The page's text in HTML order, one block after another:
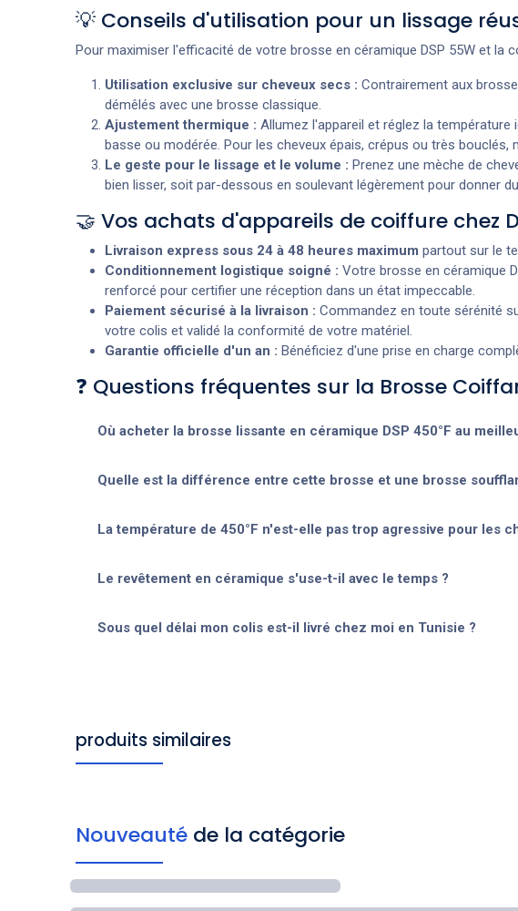
💡 Conseils d'utilisation pour un lissage
Pour maximiser l'efficacité de votre brosse en céramique DSP 55W et la
Utilisation exclusive sur cheveux secs : Contrairement aux
démêlés avec une brosse classique.
Ajustement thermique : Allumez l'appareil et réglez la
basse ou modérée. Pour les cheveux épais, crépus ou très
Le geste pour le lissage et le volume : Prenez une mèche de
bien lisser, soit par-dessous en soulevant légèrement pour donner
🤝 Vos achats d'appareils de coiffure chez
Livraison express sous 24 à 48 heures maximum partout sur le
Conditionnement logistique soigné : Votre brosse en céramique
renforcé pour certifier une réception dans un état impeccable.
Paiement sécurisé à la livraison : Commandez en toute sérénité
votre colis et validé la conformité de votre matériel.
Garantie officielle d'un an : Bénéficiez d'une prise en charge
❓ Questions fréquentes sur la Brosse
Où acheter la brosse lissante en céramique DSP 450°F au
Quelle est la différence entre cette brosse et une brosse
La température de 450°F n'est-elle pas trop agressive pour les
Le revêtement en céramique s'use-t-il avec le temps ?
Sous quel délai mon colis est-il livré chez moi en Tunisie ?
produits similaires
Nouveauté de la catégorie